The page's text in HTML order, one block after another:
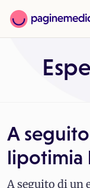
A
lipotimia
A seguito di un